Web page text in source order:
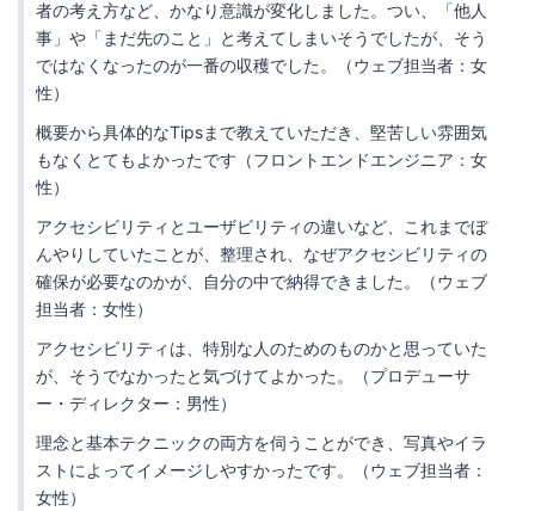
者の考え方など、かなり意識が変化しました。つい、「他人
事」や「まだ先のこと」と考えてしまいそうでしたが、そう
ではなくなったのが一番の収穫でした。（ウェブ担当者：女
性）
概要から具体的なTipsまで教えていただき、堅苦しい雰囲気
もなくとてもよかったです（フロントエンドエンジニア：女
性）
アクセシビリティとユーザビリティの違いなど、これまでぼ
んやりしていたことが、整理され、なぜアクセシビリティの
確保が必要なのかが、自分の中で納得できました。（ウェブ
担当者：女性）
アクセシビリティは、特別な人のためのものかと思っていた
が、そうでなかったと気づけてよかった。（プロデューサ
ー・ディレクター：男性）
理念と基本テクニックの両方を伺うことができ、写真やイラ
ストによってイメージしやすかったです。（ウェブ担当者：
女性）